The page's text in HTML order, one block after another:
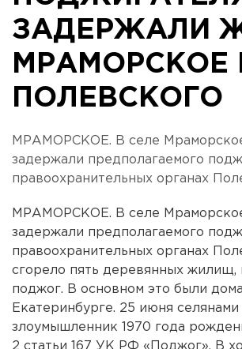
ЗАДЕРЖАЛИ
МРАМОРСКОЕ
ПОЛЕВСКОГО
МРАМОРСКОЕ. В селе
задержали предполагаемого
правоохранительных органах
МРАМОРСКОЕ. В селе
задержали предполагаемого
правоохранительных органах
сгорело пять деревянных жилищ,
поджог. В основном это были
Екатеринбурге. 25 июня
злоумышленник 1970 года
2 статьи 167 УК РФ «Поджог». В